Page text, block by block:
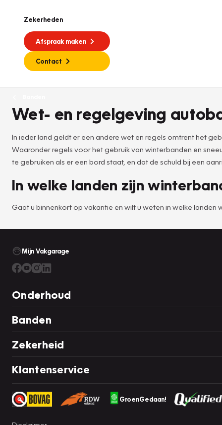
Zekerheden
Afspraak maken
Contact
Wet- en regelgeving
In ieder land geldt er een andere wet en regels omtrent het
Waaronder regels voor het gebruik van winterbanden en
te gebruiken als er een bord staat, en dat de schuld bij een
In welke landen zijn
Gaat u binnenkort op vakantie en wilt u weten in welke
Mijn Vakgarage
Onderhoud
Banden
Zekerheid
Klantenservice
GroenGedaan!